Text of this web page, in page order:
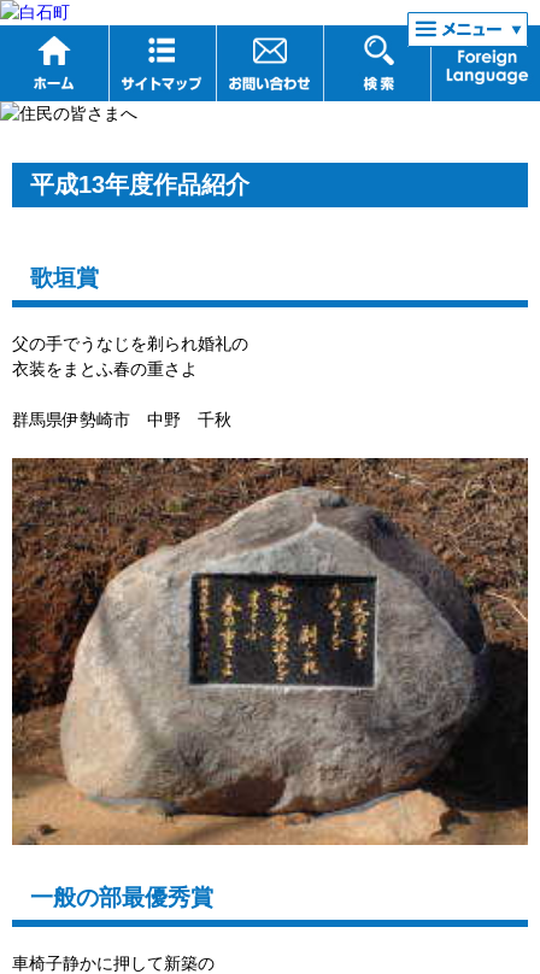
リンク集
平成13年度作品紹介
歌垣賞
父の手でうなじを剃られ婚礼の
衣装をまとふ春の重さよ
群馬県伊勢崎市 中野 千秋
一般の部最優秀賞
車椅子静かに押して新築の